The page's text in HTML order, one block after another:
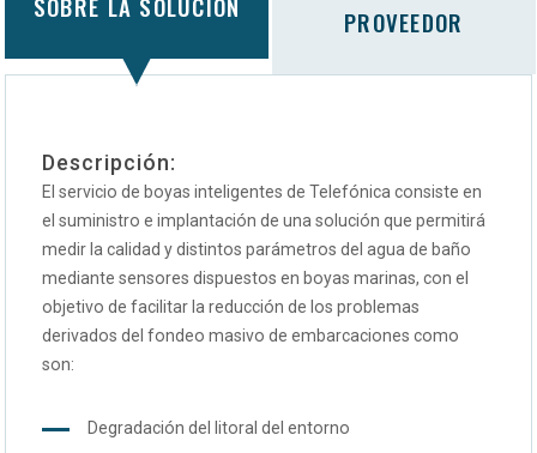
SOBRE LA SOLUCIÓN
PROVEEDOR
Descripción:
El servicio de boyas inteligentes de Telefónica consiste en
el suministro e implantación de una solución que permitirá
medir la calidad y distintos parámetros del agua de baño
mediante sensores dispuestos en boyas marinas, con el
objetivo de facilitar la reducción de los problemas
derivados del fondeo masivo de embarcaciones como
son:
Degradación del litoral del entorno